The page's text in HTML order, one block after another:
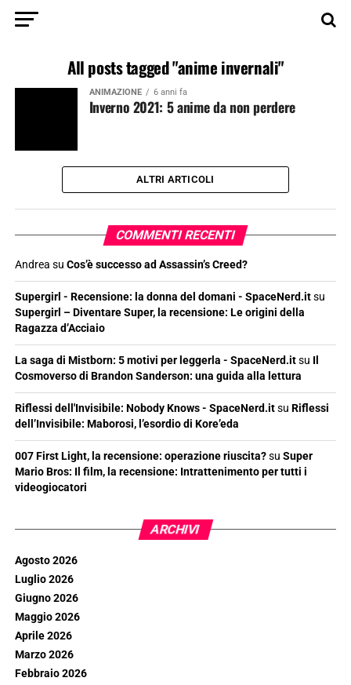
All posts tagged "anime invernali"
ANIMAZIONE 6 anni fa
Inverno 2021: 5 anime da non perdere
ALTRI ARTICOLI
COMMENTI RECENTI
Andrea su Cos’è successo ad Assassin’s Creed?
Supergirl - Recensione: la donna del domani - SpaceNerd.itsu
Supergirl – Diventare Super, la recensione: Le origini della
Ragazza d’Acciaio
La saga di Mistborn: 5 motivi per leggerla - SpaceNerd.itsu Il
Cosmoverso di Brandon Sanderson: una guida alla lettura
Riflessi dell'Invisibile: Nobody Knows - SpaceNerd.itsu Riflessi
dell’Invisibile: Maborosi, l’esordio di Kore’eda
007 First Light, la recensione: operazione riuscita?su Super
Mario Bros: Il film, la recensione: Intrattenimento per tutti i
videogiocatori
ARCHIVI
Agosto 2026
Luglio 2026
Giugno 2026
Maggio 2026
Aprile 2026
Marzo 2026
Febbraio 2026